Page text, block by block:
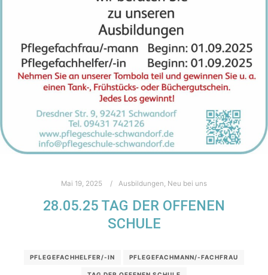
Mai 19, 2025 Ausbildungen, Neu bei uns
28.05.25 TAG DER OFFENEN
SCHULE
PFLEGEFACHHELFER/-IN PFLEGEFACHMANN/-FACHFRAU